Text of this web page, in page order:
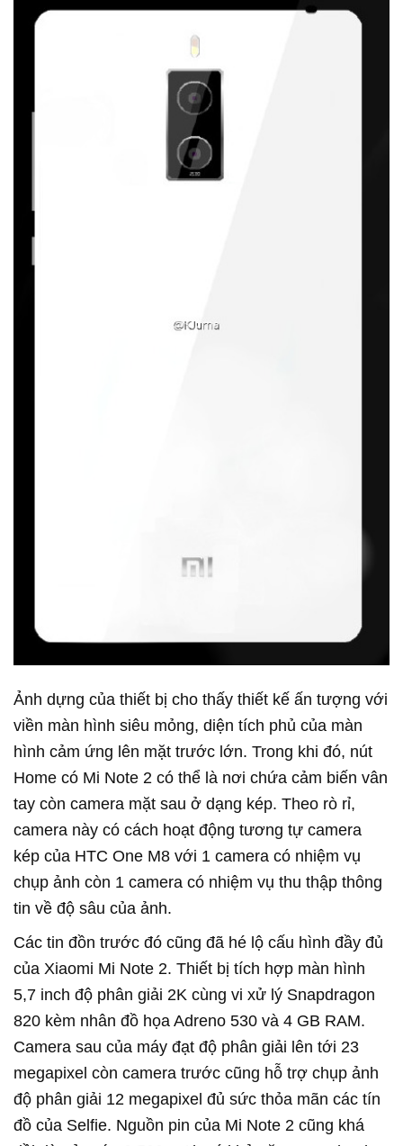
Ảnh dựng của thiết bị cho thấy thiết kế ấn tượng với
viền màn hình siêu mỏng, diện tích phủ của màn
hình cảm ứng lên mặt trước lớn. Trong khi đó, nút
Home có Mi Note 2 có thể là nơi chứa cảm biến vân
tay còn camera mặt sau ở dạng kép. Theo rò rỉ,
camera này có cách hoạt động tương tự camera
kép của HTC One M8 với 1 camera có nhiệm vụ
chụp ảnh còn 1 camera có nhiệm vụ thu thập thông
tin về độ sâu của ảnh.
Các tin đồn trước đó cũng đã hé lộ cấu hình đầy đủ
của Xiaomi Mi Note 2. Thiết bị tích hợp màn hình
5,7 inch độ phân giải 2K cùng vi xử lý Snapdragon
820 kèm nhân đồ họa Adreno 530 và 4 GB RAM.
Camera sau của máy đạt độ phân giải lên tới 23
megapixel còn camera trước cũng hỗ trợ chụp ảnh
độ phân giải 12 megapixel đủ sức thỏa mãn các tín
đồ của Selfie. Nguồn pin của Mi Note 2 cũng khá